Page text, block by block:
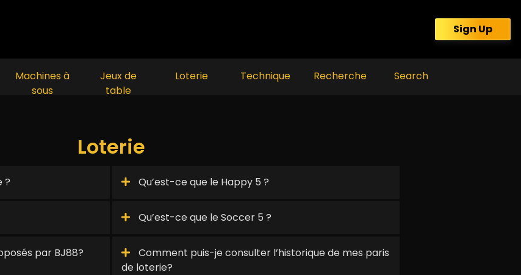
Sign Up
Machines à
sous
Jeux de
table
Loterie Technique Recherche Search
Loterie
? Qu’est-ce que le Happy 5 ?
Qu’est-ce que le Soccer 5 ?
par BJ88?
Comment puis-je consulter l’historique de mes paris
de loterie?